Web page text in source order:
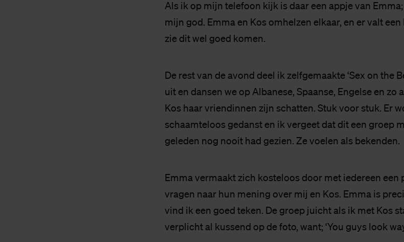
Als ik op mijn telefoon kijk is daar een appje van Emma;
mijn god. Emma en Kos omhelzen elkaar, en er valt
zie dit wel goed komen.
De rest van de avond deel ik zelfgemaakte ‘Sex on the
uit en dansen we op Albanese, Spaanse, Engelse en zo
Kos haar vriendinnen zijn schatten. Stuk voor stuk. Er
schaamteloos gedanst en ik vergeet dat dit een groep
geleden nog nooit had gezien. Ze voelen als bekenden.
Emma vermaakt zich kosteloos door met iedereen een
vragen naar hun mening over mij en Kos. Emma is
vind ik een goed teken. De groep juicht als ik met Kos
verplicht al kussend op de foto, want; ‘You guys look